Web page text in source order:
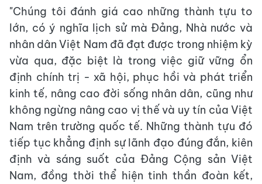
"Chúng tôi đánh giá cao những thành tựu to
lớn, có ý nghĩa lịch sử mà Đảng, Nhà nước và
nhân dân Việt Nam đã đạt được trong nhiệm kỳ
vừa qua, đặc biệt là trong việc giữ vững ổn
định chính trị - xã hội, phục hồi và phát triển
kinh tế, nâng cao đời sống nhân dân, cũng như
không ngừng nâng cao vị thế và uy tín của Việt
Nam trên trường quốc tế. Những thành tựu đó
tiếp tục khẳng định sự lãnh đạo đúng đắn, kiên
định và sáng suốt của Đảng Cộng sản Việt
Nam, đồng thời thể hiện tinh thần đoàn kết,